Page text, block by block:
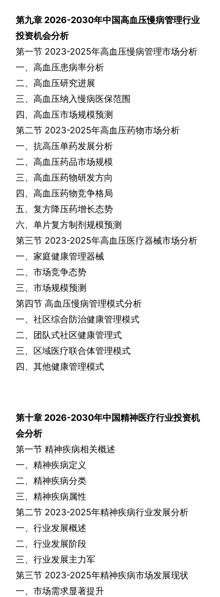
第九章 2026-2030年中国高血压慢病管理行业
投资机会分析
第一节 2023-2025年高血压慢病管理市场分析
一、高血压患病率分析
二、高血压研究进展
三、高血压纳入慢病医保范围
四、高血压市场规模预测
第二节 2023-2025年高血压药物市场分析
一、抗高压单药发展分析
二、高血压药品市场规模
三、高血压药物研发方向
四、高血压药物竞争格局
五、复方降压药增长态势
六、单片复方制剂规模预测
第三节 2023-2025年高血压医疗器械市场分析
一、家庭健康管理器械
二、市场竞争态势
三、市场规模预测
第四节 高血压慢病管理模式分析
一、社区综合防治健康管理模式
二、团队式社区健康管理式
三、区域医疗联合体管理模式
四、其他健康管理模式
第十章 2026-2030年中国精神医疗行业投资机
会分析
第一节 精神疾病相关概述
一、精神疾病定义
二、精神疾病分类
三、精神疾病属性
第二节 2023-2025年精神疾病行业发展分析
一、行业发展概述
二、行业发展阶段
三、行业发展主力军
第三节 2023-2025年精神疾病市场发展现状
一、市场需求显著提升